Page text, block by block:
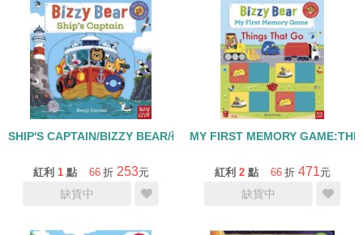
SHIP'S CAPTAIN/BIZZY BEAR/硬頁操作書
紅利 1 點 66 折 253元
缺貨中
MY FIRST MEMORY
紅利 2 點 66 折 471元
缺貨中